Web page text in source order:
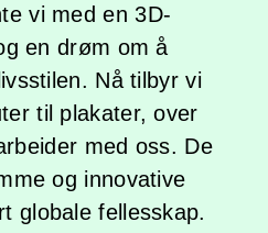
vi med en 3D-
en drøm om å
Nå tilbyr vi
til plakater, over
med oss. De
og innovative
globale fellesskap.